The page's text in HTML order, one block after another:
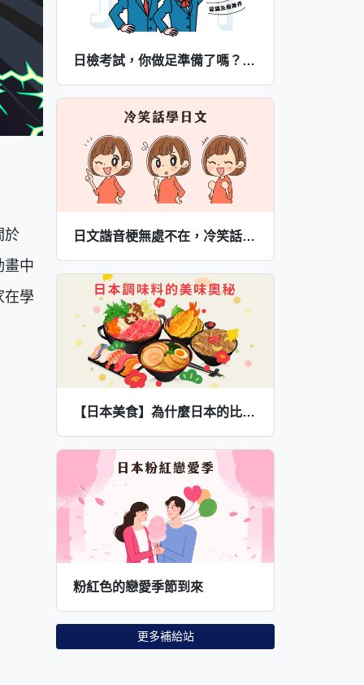
於
畫中
在學
日檢考試，你做足準備了嗎？日檢考試的合格須知以及解題技巧報給你知
日文諧音梗無處不在，冷笑話學日文讓你變幽默大師
【日本美食】為什麼日本的比較好吃？日本調味料的美味奧秘
粉紅色的戀愛季節到來
更多補給站